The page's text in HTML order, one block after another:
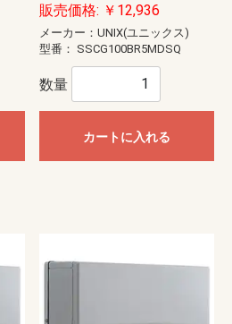
販売価格: ￥12,936
メーカー：UNIX(ユニックス)
型番： SSCG100BR5MDSQ
数量
カートに入れる